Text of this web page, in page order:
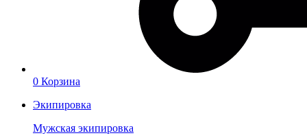
0 Корзина
Экипировка
Мужская экипировка